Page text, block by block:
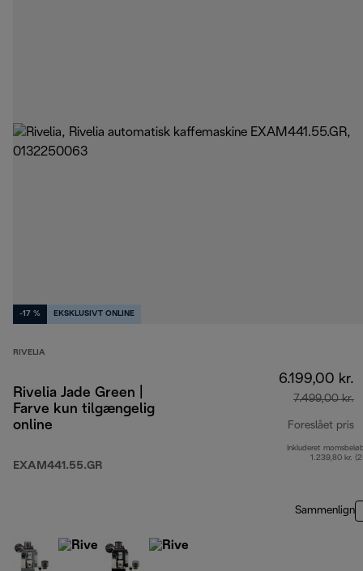
-17 % EKSKLUSIVT ONLINE
RIVELIA
Rivelia Jade Green |
Farve kun tilgængelig
online
EXAM441.55.GR
6.199,00 kr.
7.499,00 kr.
Foreslået pris
Inkluderet
1.239,80 kr.
Sammenlign